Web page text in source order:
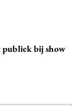
publiek bij show